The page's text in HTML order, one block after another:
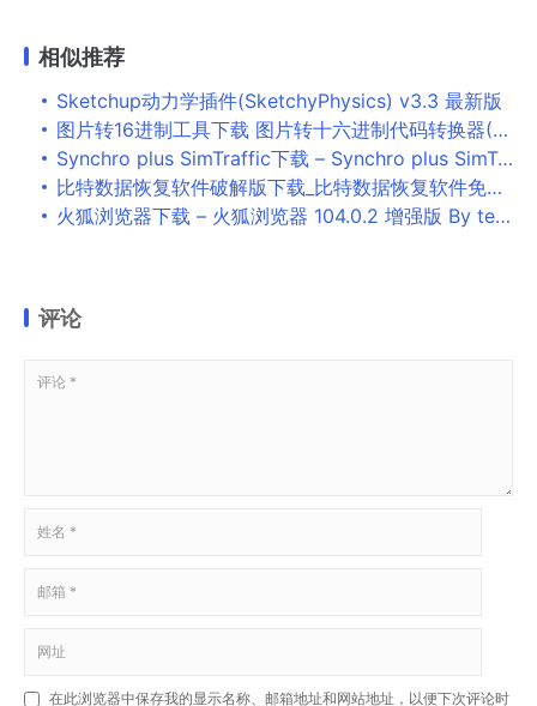
相似推荐
Sketchup动力学插件(SketchyPhysics) v3.3 最新版
图片转16进制工具下载 图片转十六进制代码转换器(16进制转图片) V1.0 免装版
Synchro plus SimTraffic下载 – Synchro plus SimTraffic 11.1.1.6 破解版
比特数据恢复软件破解版下载_比特数据恢复软件免费版下载v6.8.6.0 注册版
火狐浏览器下载 – 火狐浏览器 104.0.2 增强版 By tete009
评论
在此浏览器中保存我的显示名称、邮箱地址和网站地址，以便下次评论时